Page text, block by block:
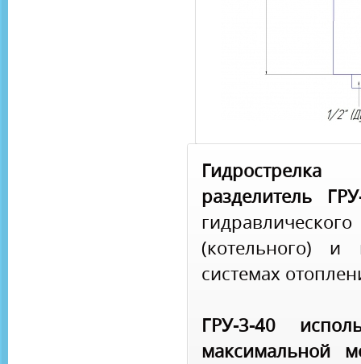
разделитель
(котельного) и
системах
ГРУ-3-40
максимальной